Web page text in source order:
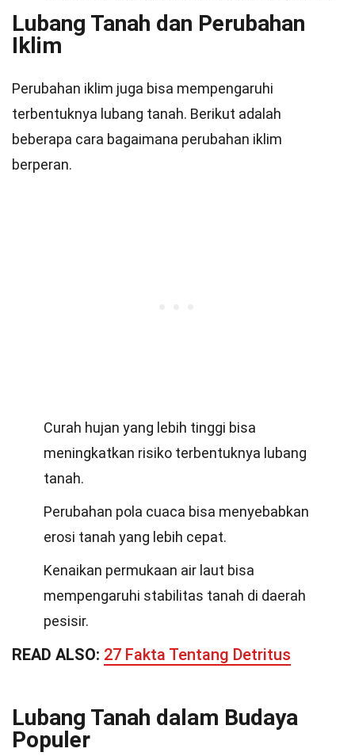
Lubang Tanah dan Perubahan
Iklim
Perubahan iklim juga bisa mempengaruhi
terbentuknya lubang tanah. Berikut adalah
beberapa cara bagaimana perubahan iklim
berperan.
Curah hujan yang lebih tinggi bisa
meningkatkan risiko terbentuknya lubang
tanah.
Perubahan pola cuaca bisa menyebabkan
erosi tanah yang lebih cepat.
Kenaikan permukaan air laut bisa
mempengaruhi stabilitas tanah di daerah
pesisir.
READ ALSO: 27 Fakta Tentang Detritus
Lubang Tanah dalam Budaya
Populer